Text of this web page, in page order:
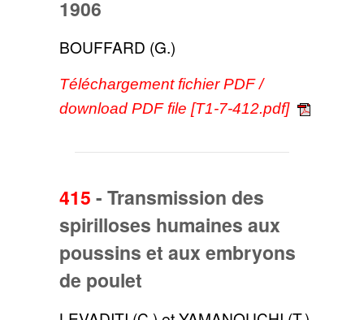
1906
BOUFFARD (G.)
Téléchargement fichier PDF /
download PDF file [T1-7-412.pdf]
415 -Transmission des
spirilloses humaines aux
poussins et aux embryons
de poulet